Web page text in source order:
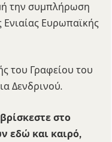
την συμπλήρωση
Ευρωπαϊκής
του Γραφείου του
Δενδρινού.
στο
εδώ και καιρό,